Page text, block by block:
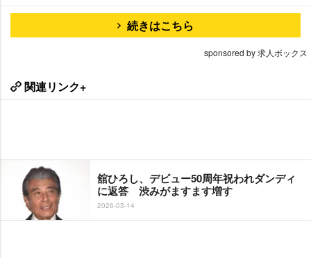
続きはこちら
sponsored by 求人ボックス
関連リンク+
舘ひろし、デビュー50周年祝われダンディ
に返答 渋みがますます増す
2026-03-14